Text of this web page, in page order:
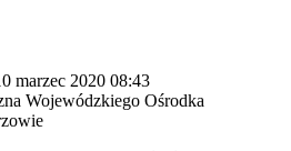
marzec 2020 08:43
Wojewódzkiego Ośrodka